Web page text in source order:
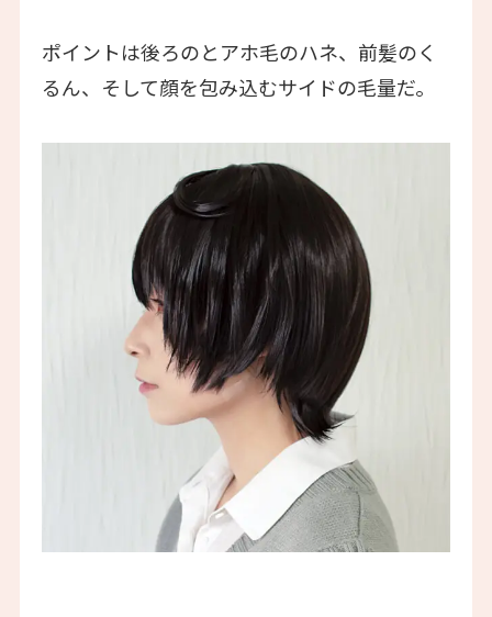
ポイントは後ろのとアホ毛のハネ、前髪のく
るん、そして顔を包み込むサイドの毛量だ。